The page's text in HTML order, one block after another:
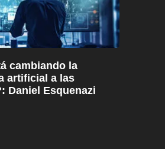
cambiando la
artificial a las
Daniel Esquenazi